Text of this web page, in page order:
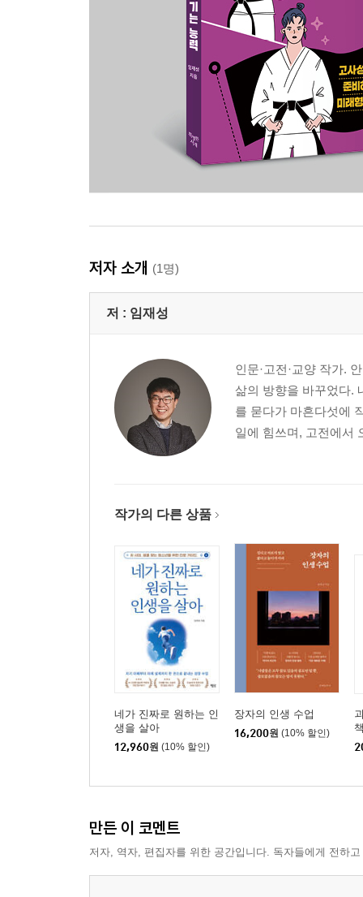
저자 소개 (1명)
저 : 임재성
인문·고전·교양 작가.
삶의 방향을 바꾸었다.
를 묻다가 마흔다섯에
일에 힘쓰며, 고전에서
작가의 다른 상품
네가 진짜로 원하는 인
생을 살아
12,960원 (10% 할인)
장자의 인생 수업
16,200원 (10% 할인)
만든 이 코멘트
저자, 역자, 편집자를 위한 공간입니다. 독자들에게 전하